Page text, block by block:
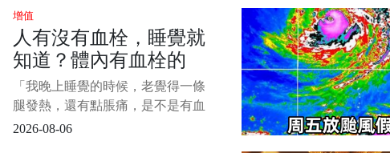
也很隨意，早餐只靠一杯咖啡提
神，午餐為了減肥不吃主食，晚餐
懶得做飯就點外賣應付，久而久
之，眼睛乾澀、疲勞的感覺越來越
重。 李女士帶著困擾，去醫院做了
眼科檢查，結果顯示她
增值
人有沒有血栓，睡覺就
知道？體內有血栓的
人，睡覺常有這4種異常
「我晚上睡覺的時候，老覺得一條
腿發熱，還有點脹痛，是不是有血
栓啊？」 一位年近六十的計程車司
2026-08-06